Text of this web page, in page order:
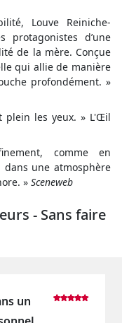
Louve Reiniche-
d’une
de la mère. Conçue
qui allie de manière
profondément. »
plein les yeux. » L'Œil
comme en
dans une atmosphère
» Sceneweb
- Sans faire
un